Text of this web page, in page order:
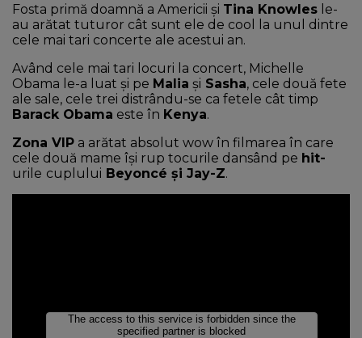
Fosta primă doamnă a Americii și Tina Knowles le-
au arătat tuturor cât sunt ele de cool la unul dintre
cele mai tari concerte ale acestui an.
Având cele mai tari locuri la concert, Michelle
Obama le-a luat și pe Malia și Sasha, cele două fete
ale sale, cele trei distrându-se ca fetele cât timp
Barack Obama este în Kenya.
Zona VIP a arătat absolut wow în filmarea în care
cele două mame își rup tocurile dansând pe hit-
urile cuplului Beyoncé și Jay-Z.